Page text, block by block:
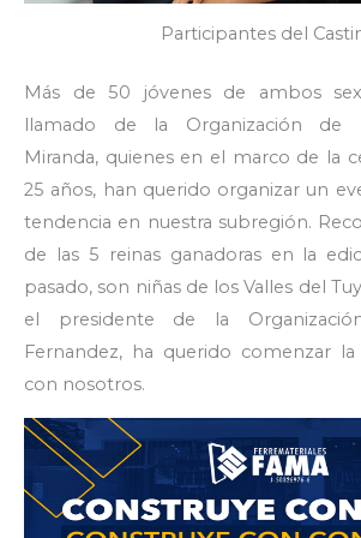
Participantes del
Más de 50 jóvenes de ambos
llamado de la Organización de
Miranda, quienes en el marco de la
25 años, han querido organizar un
tendencia en nuestra subregión.
de las 5 reinas ganadoras en la
pasado, son niñas de los Valles del
el presidente de la
Fernandez, ha querido comenzar
con nosotros.